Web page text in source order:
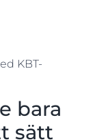
bara
sätt